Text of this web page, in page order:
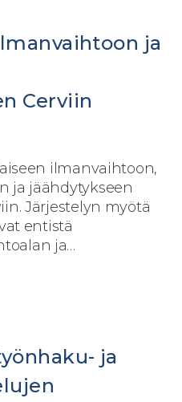
ja
Cerviin
ilmanvaihtoon,
ja jäähdytykseen
Järjestelyn myötä
entistä
ja…
ja